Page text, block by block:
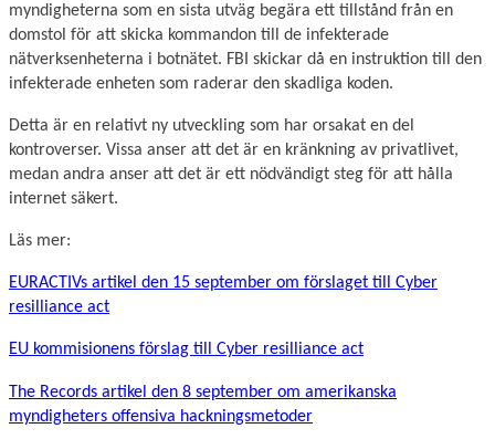
myndigheterna som en sista utväg begära ett tillstånd från en
domstol för att skicka kommandon till de infekterade
nätverksenheterna i botnätet. FBI skickar då en instruktion till den
infekterade enheten som raderar den skadliga koden.
Detta är en relativt ny utveckling som har orsakat en del
kontroverser. Vissa anser att det är en kränkning av privatlivet,
medan andra anser att det är ett nödvändigt steg för att hålla
internet säkert.
Läs mer:
EURACTIVs artikel den 15 september om förslaget till Cyber
resilliance act
EU kommisionens förslag till Cyber resilliance act
The Records artikel den 8 september om amerikanska
myndigheters offensiva hackningsmetoder